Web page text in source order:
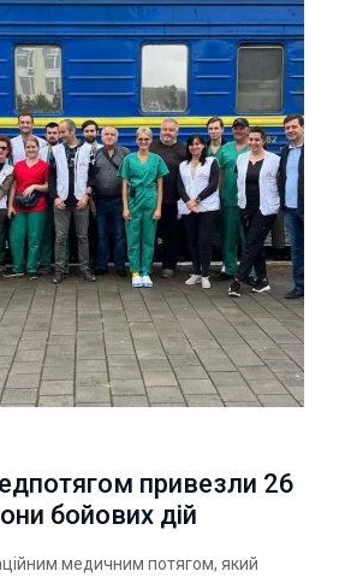
привезли 26
бойових дій
медичним потягом, який